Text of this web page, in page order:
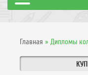
Главная » Дипломы